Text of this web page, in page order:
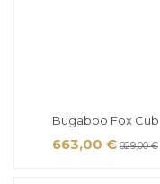
Bugaboo Fox Cub
663,00 € 829,00 €